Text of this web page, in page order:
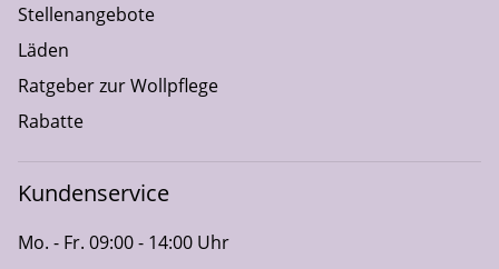
Stellenangebote
Läden
Ratgeber zur Wollpflege
Rabatte
Kundenservice
Mo. - Fr. 09:00 - 14:00 Uhr